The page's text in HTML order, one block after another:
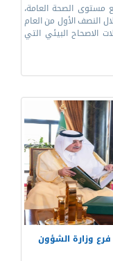
مستوى الصحة العامة،
النصف الأول من العام
حملات الاصحاح البيئي التي
وزارة الشؤون